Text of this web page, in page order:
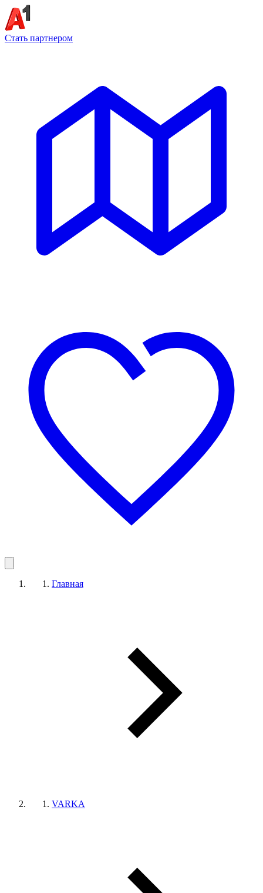
Стать партнером
Главная
VARKA